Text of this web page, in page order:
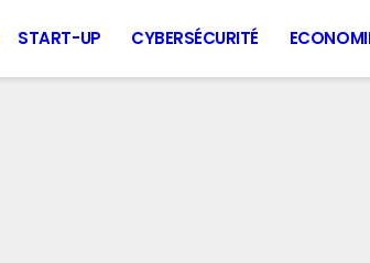
START-UP CYBERSÉCURITÉ